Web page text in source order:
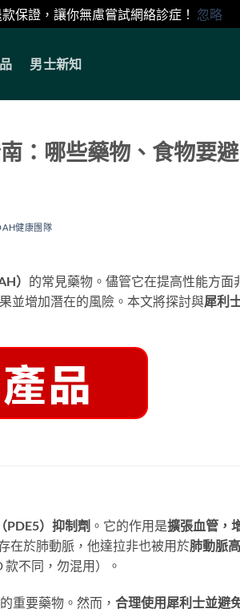
保證，讓你無慮嘗試網絡診症！ 忽略
男士新知
：哪些藥物、食物要避
健康團隊
） 的常見藥物。儘管它在提高性能方面
並增加潛在的風險。本文將探討與犀利
PDE5）抑制劑 。它的作用是擴張血管，
在於肺動脈，他達拉非也被用於肺動脈
款不同，勿混用）。
重要藥物。然而， 合理使用犀利士並避